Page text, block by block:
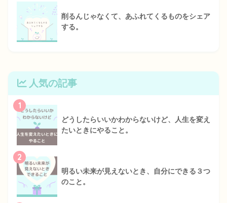
削るんじゃなくて、あふれてくるものをシェア
する。
人気の記事
1
どうしたらいいかわからないけど、人生を変え
たいときにやること。
2
明るい未来が見えないとき、自分にできる３つ
のこと。